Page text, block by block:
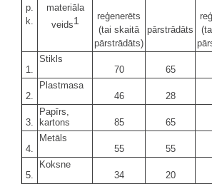
p.
k.
materiāla
veids1
reģenerēts
(tai skaitā
pārstrādāts)
pārstrādāts
1.
Stikls
70
65
2.
Plastmasa
46
28
3.
Papīrs,
kartons
85 65
4.
Metāls
55
55
5.
Koksne
34
20